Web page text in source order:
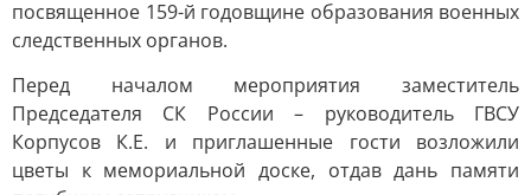
посвященное 159-й годовщине образования военных
следственных органов.
Перед началом мероприятия заместитель
Председателя СК России – руководитель ГВСУ
Корпусов К.Е. и приглашенные гости возложили
цветы к мемориальной доске, отдав дань памяти